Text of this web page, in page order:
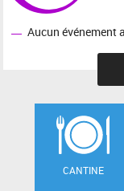
Aucun événement
CANTINE